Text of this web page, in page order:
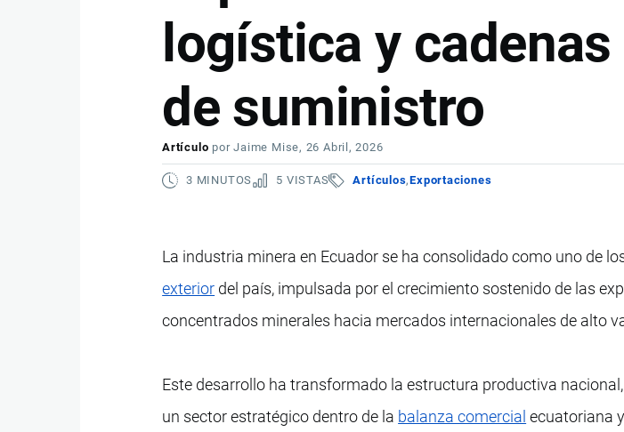
logística y
de suministro
Artículo porJaime Mise, 26 Abril, 2026
3 MINUTOS 5 VISTAS Artículos Exportaciones
La industria minera en Ecuador se ha consolidado como uno de
exterior del país, impulsada por el crecimiento sostenido de las
concentrados minerales hacia mercados internacionales de alto
Este desarrollo ha transformado la estructura productiva
un sector estratégico dentro de la balanza comercial ecuatoriana